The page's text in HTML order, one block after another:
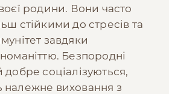
родини. Вони часто
стійкими до стресів та
завдяки
Безпородні
соціалізуються,
виховання з